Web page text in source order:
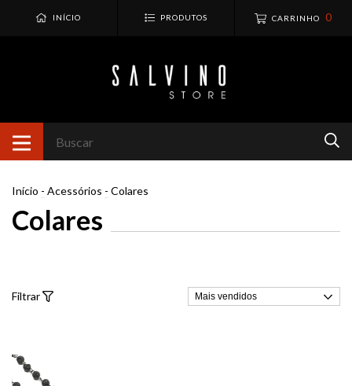
INÍCIO PRODUTOS CARRINHO 0
Início - Acessórios - Colares
Colares
Filtrar